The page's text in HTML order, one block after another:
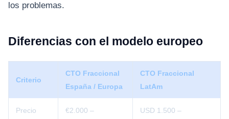
los problemas.
Diferencias con el modelo europeo
Criterio
CTO Fraccional
España / Europa
CTO Fraccional
LatAm
Precio
€2.000 –
USD 1.500 –